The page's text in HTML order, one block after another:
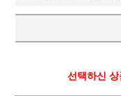
선택하신